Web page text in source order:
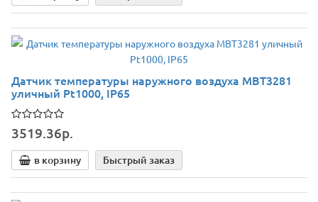
Датчик температуры наружного воздуха MBT3281
уличный Pt1000, IP65
3519.36р.
в корзину Быстрый заказ